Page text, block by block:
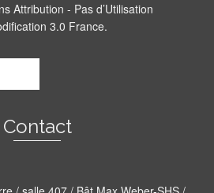
Attribution - Pas d’Utilisation
3.0 France.
Contact